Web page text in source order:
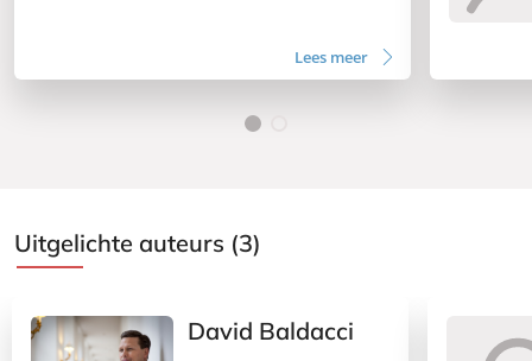
Lees meer
Uitgelichte auteurs (3)
David Baldacci